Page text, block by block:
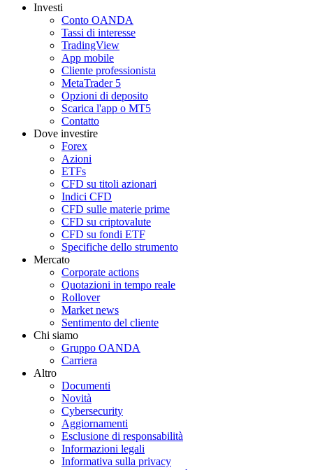
Investi
Conto OANDA
Tassi di interesse
TradingView
App mobile
Cliente professionista
MetaTrader 5
Opzioni di deposito
Scarica l'app o MT5
Contatto
Dove investire
Forex
Azioni
ETFs
CFD su titoli azionari
Indici CFD
CFD sulle materie prime
CFD su criptovalute
CFD su fondi ETF
Specifiche dello strumento
Mercato
Corporate actions
Quotazioni in tempo reale
Rollover
Market news
Sentimento del cliente
Chi siamo
Gruppo OANDA
Carriera
Altro
Documenti
Novità
Cybersecurity
Aggiornamenti
Esclusione di responsabilità
Informazioni legali
Informativa sulla privacy